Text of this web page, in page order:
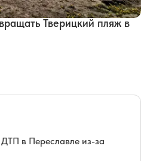
Тверицкий пляж в
в Переславле из-за